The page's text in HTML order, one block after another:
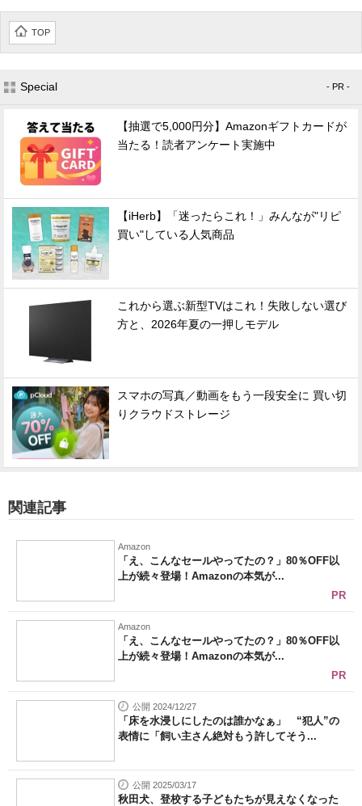
TOP
Special - PR -
【抽選で5,000円分】Amazonギフトカードが
当たる！読者アンケート実施中
【iHerb】「迷ったらこれ！」みんなが"リピ
買い"している人気商品
これから選ぶ新型TVはこれ！失敗しない選び
方と、2026年夏の一押しモデル
スマホの写真／動画をもう一段安全に 買い切
りクラウドストレージ
関連記事
Amazon
「え、こんなセールやってたの？」80％OFF以
上が続々登場！Amazonの本気が...
PR
Amazon
「え、こんなセールやってたの？」80％OFF以
上が続々登場！Amazonの本気が...
PR
公開 2024/12/27
「床を水浸しにしたのは誰かなぁ」 “犯人”の
表情に「飼い主さん絶対もう許してそう...
公開 2025/03/17
秋田犬、登校する子どもたちが見えなくなった